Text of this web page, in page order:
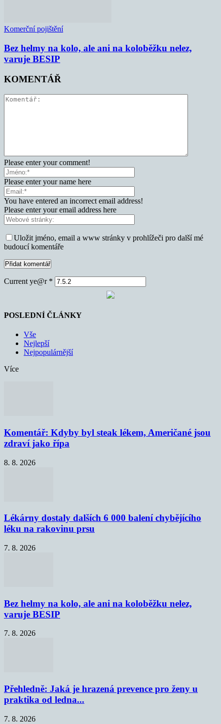
Komerční pojištění
Bez helmy na kolo, ale ani na koloběžku nelez,
varuje BESIP
KOMENTÁŘ
Please enter your comment!
Please enter your name here
You have entered an incorrect email address!
Please enter your email address here
Uložit jméno, email a www stránky v prohlížeči pro další mé
budoucí komentáře
Current ye@r *
POSLEDNÍ ČLÁNKY
Vše
Nejlepší
Nejpopulárnější
Více
Komentář: Kdyby byl steak lékem, Američané jsou
zdraví jako řípa
8. 8. 2026
Lékárny dostaly dalších 6 000 balení chybějícího
léku na rakovinu prsu
7. 8. 2026
Bez helmy na kolo, ale ani na koloběžku nelez,
varuje BESIP
7. 8. 2026
Přehledně: Jaká je hrazená prevence pro ženy u
praktika od ledna...
7. 8. 2026